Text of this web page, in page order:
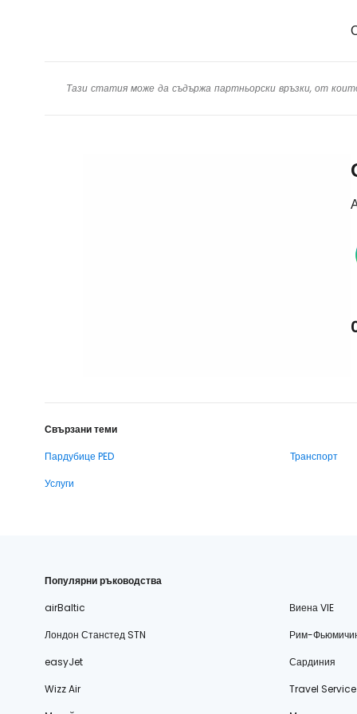
Тази статия може да съдържа партньорски връзки, от
Свързани теми
Пардубице PED
Транспорт
Услуги
Популярни ръководства
airBaltic
Виена VIE
Лондон Станстед STN
Рим-
easyJet
Сардиния
Wizz Air
Travel Service